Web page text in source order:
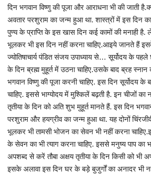
दिन भगवान विष्णु की पूजा और आराधना भी की जाती
अवतार परशुराम का जन्म हुआ था. शास्त्रों में इस दिन
पुण्य के प्राप्ति के इस खास दिन कई कामों की मनाही
भूलकर भी इस दिन नहीं करना चाहिए.आइये जानते हैं
ज्योतिषाचार्य पंडित संजय उपाध्याय से… सूर्योदय के पहले
के दिन ब्रह्म मुहूर्त में उठना चाहिए.उसके बाद ब्रह
भगवान विष्णु की पूजा करनी चाहिए. इस दिन सूर्योदय के
चाहिए. इससे भाग्योदय में मुश्किलें बढ़ती है. इन चीजों
तृतीया के दिन को अति शुभ मुहूर्त मानते हैं. इस दिन
परशुराम और हयग्रीव का जन्म हुआ था. यह दोनों
भूलकर भी तामसी भोजन का सेवन भी नहीं करना
के सेवन का भी त्याग करना चाहिए. इससे मनुष्य पाप का
अपशब्द से करें तौबा अक्षय तृतीया के दिन किसी को भी
इसके अलावा इस दिन घर के बड़े बुजुर्गों का अनादर भी